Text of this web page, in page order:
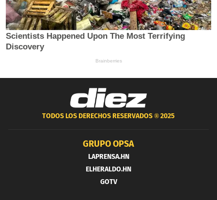
TODOS LOS DERECHOS RESERVADOS ®2025
GRUPO OPSA
LAPRENSA.HN
ELHERALDO.HN
GOTV